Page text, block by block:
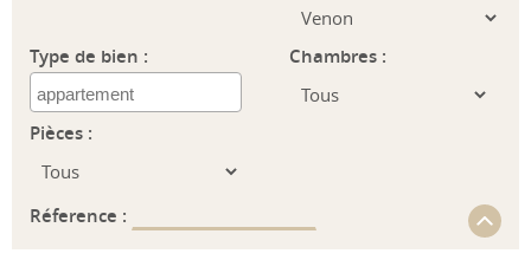
Type de bien : Chambres :
Pièces :
Réference :